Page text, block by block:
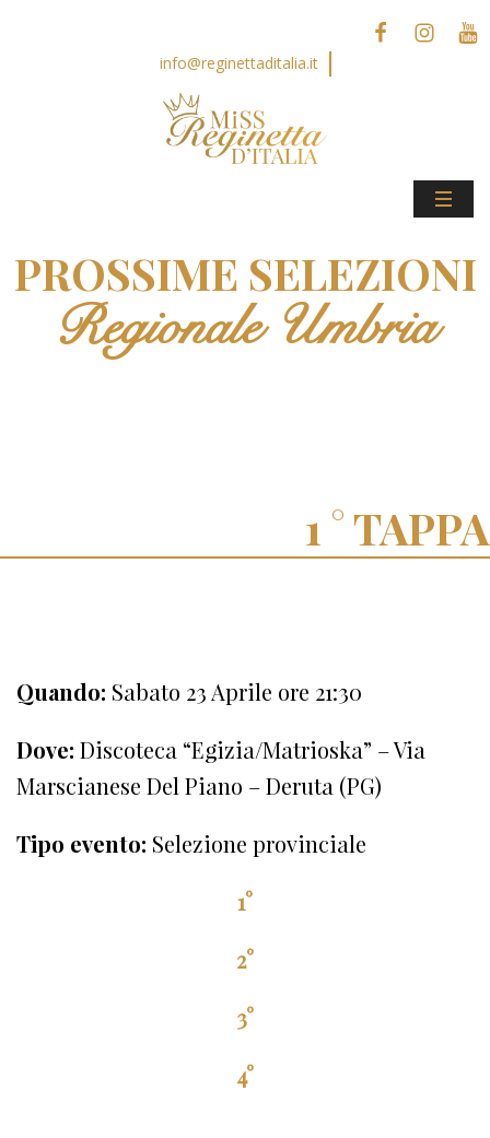
info@reginettaditalia.it
PROSSIME SELEZIONI
Regionale Umbria
TAPPA
Quando: Sabato 23 Aprile ore 21:30
Dove: Discoteca “Egizia/Matrioska” – Via
Marscianese Del Piano – Deruta (PG)
Tipo evento: Selezione provinciale
1°
2°
3°
4°